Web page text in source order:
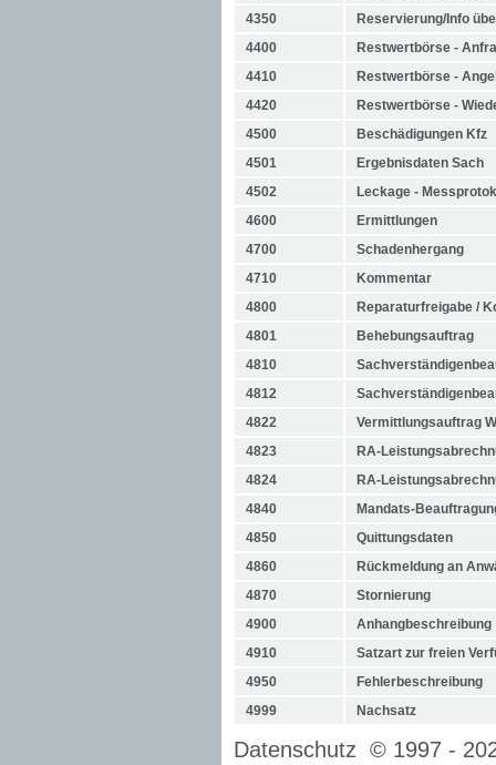
4350
Reservierung/Info
4400
Restwertbörse -
4410
Restwertbörse -
4420
Restwertbörse -
4500
Beschädigungen Kfz
4501
Ergebnisdaten Sach
4502
Leckage -
4600
Ermittlungen
4700
Schadenhergang
4710
Kommentar
4800
Reparaturfreigabe /
4801
Behebungsauftrag
4810
4812
4822
Vermittlungsauftrag
4823
RA-
4824
RA-
4840
Mandats-
4850
Quittungsdaten
4860
Rückmeldung an
4870
Stornierung
4900
Anhangbeschreibung
4910
Satzart zur freien
4950
Fehlerbeschreibung
4999
Nachsatz
Datenschutz © 1997 -